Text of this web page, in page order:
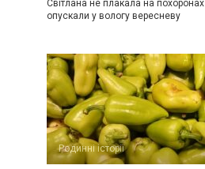
Світлана не плакала на похоронах
опускали у вологу вересневу
Родинні історії